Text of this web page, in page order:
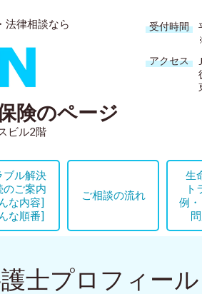
法律相談なら
険のページ
ビル2階
受付時間
アクセス
ブル解決
のご案内
な内容]
な順番]
ご相談の流れ
生
ト
例
士プロフィー